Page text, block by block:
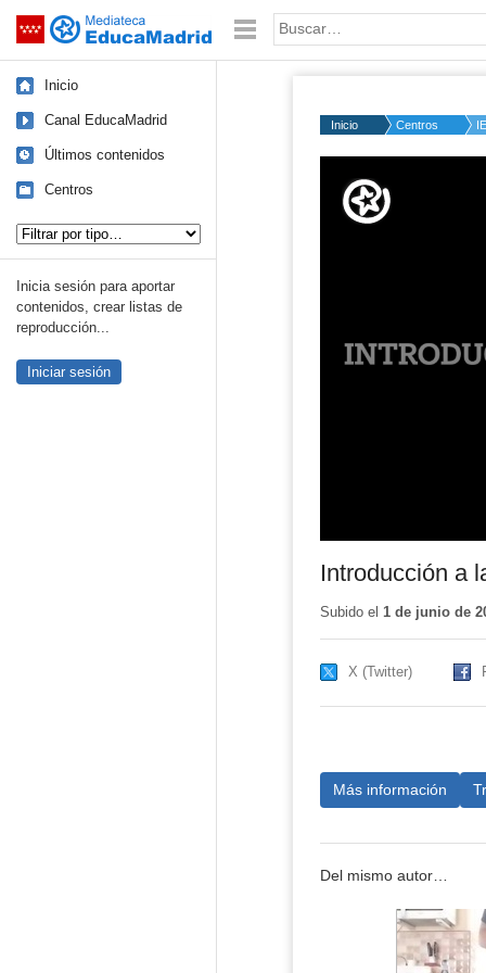
Saltar navegación Palabra o frase:
Inicio
Canal EducaMadrid
Últimos contenidos
Centros
Inicia sesión para aportar
contenidos, crear listas de
reproducción...
Iniciar sesión
Inicio Centros
50%
Introducción a
Subido el 1 de junio de
X (Twitter)
Más información
Del mismo autor…